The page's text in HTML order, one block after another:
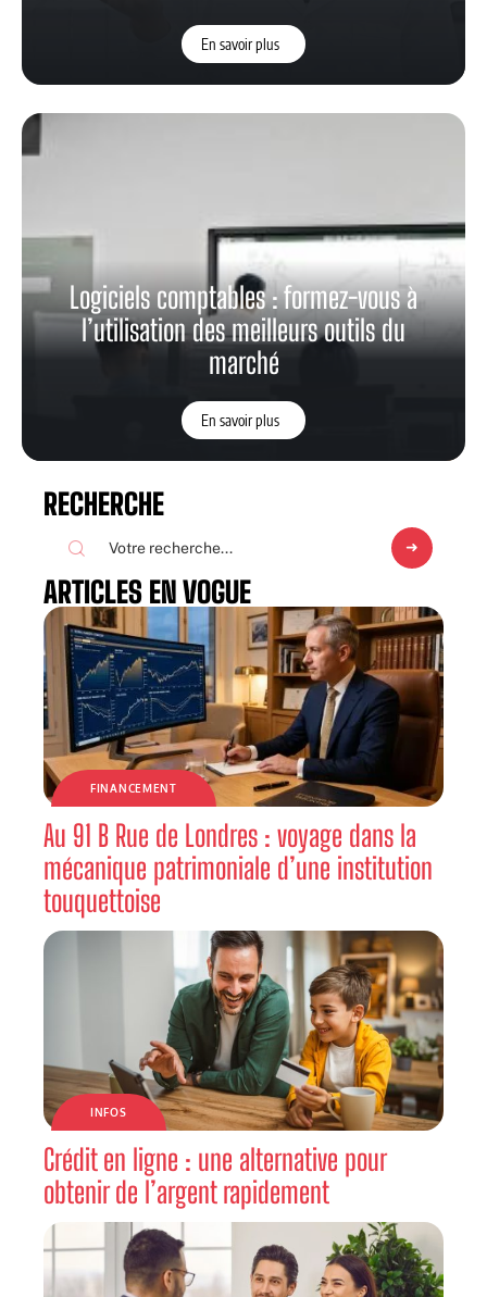
En savoir plus
Logiciels comptables : formez-vous à
l’utilisation des meilleurs outils du
marché
En savoir plus
RECHERCHE
ARTICLES EN VOGUE
FINANCEMENT
Au 91 B Rue de Londres : voyage dans la
mécanique patrimoniale d’une institution
touquettoise
INFOS
Crédit en ligne : une alternative pour
obtenir de l’argent rapidement